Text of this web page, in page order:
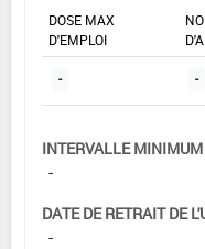
DOSE MAX
D'EMPLOI
- -
INTERVALLE
-
DATE DE RETRAIT DE
-